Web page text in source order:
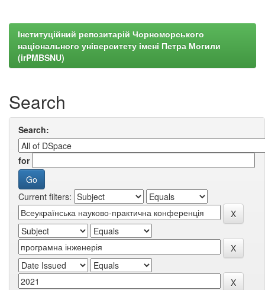
Інституційний репозитарій Чорноморського
національного університету імені Петра Могили
(irPMBSNU)
Search
Search:
for
Current filters: